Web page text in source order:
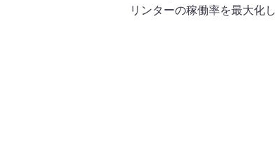
リンターの稼働率を最大化し